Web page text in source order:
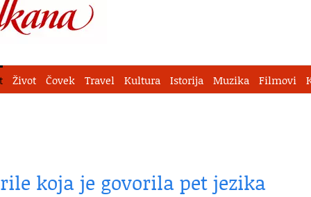
Život Čovek Travel Kultura Istorija Muzika Filmovi
koja je govorila pet jezika